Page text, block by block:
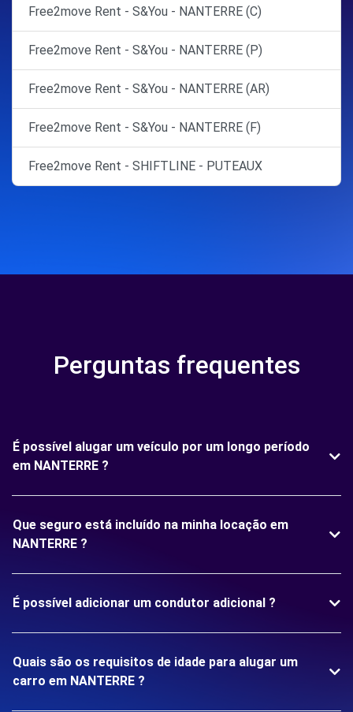
Free2move Rent - S&You - NANTERRE (C)
Free2move Rent - S&You - NANTERRE (P)
Free2move Rent - S&You - NANTERRE (AR)
Free2move Rent - S&You - NANTERRE (F)
Free2move Rent - SHIFTLINE - PUTEAUX
Perguntas frequentes
É possível alugar um veículo por um longo período
em NANTERRE ?
Que seguro está incluído na minha locação em
NANTERRE ?
É possível adicionar um condutor adicional ?
Quais são os requisitos de idade para alugar um
carro em NANTERRE ?